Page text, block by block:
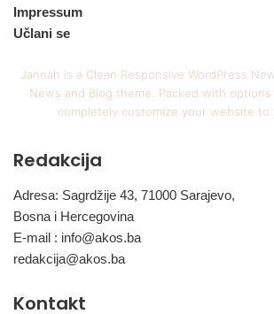
Impressum
Učlani se
Jannah is a Clean Responsive WordPress
News and Blog theme. Packed with
completely customize your website to
Redakcija
Adresa: Sagrdžije 43, 71000 Sarajevo,
Bosna i Hercegovina
E-mail : info@akos.ba
redakcija@akos.ba
Kontakt